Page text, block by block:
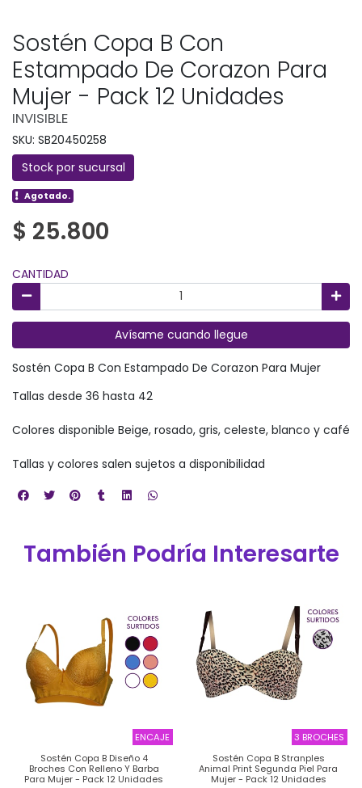
Sostén Copa B Con
Estampado De Corazon Para
Mujer - Pack 12 Unidades
INVISIBLE
SKU: SB20450258
Stock por sucursal
Agotado.
$ 25.800
CANTIDAD
Avísame cuando llegue
Sostén Copa B Con Estampado De Corazon Para Mujer
Tallas desde 36 hasta 42
Colores disponible Beige, rosado, gris, celeste, blanco y café
Tallas y colores salen sujetos a disponibilidad
También Podría Interesarte
ENCAJE
Sostén Copa B Diseño 4
Broches Con Relleno Y Barba
Para Mujer - Pack 12 Unidades
3 BROCHES
Sostén Copa B Stranples
Animal Print Segunda Piel Para
Mujer - Pack 12 Unidades